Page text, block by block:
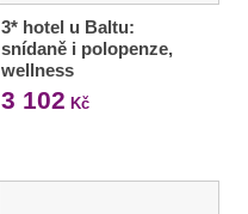
3* hotel u Baltu:
snídaně i polopenze,
wellness
3 102 Kč